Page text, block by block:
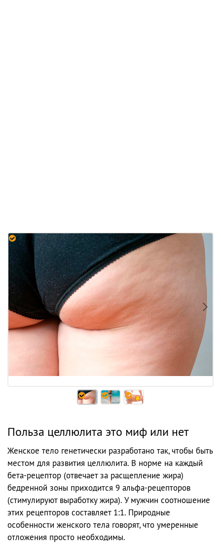
Польза целлюлита это миф или нет
Женское тело генетически разработано так, чтобы быть
местом для развития целлюлита. В норме на каждый
бета-рецептор (отвечает за расщепление жира)
бедренной зоны приходится 9 альфа-рецепторов
(стимулируют выработку жира). У мужчин соотношение
этих рецепторов составляет 1:1. Природные
особенности женского тела говорят, что умеренные
отложения просто необходимы.